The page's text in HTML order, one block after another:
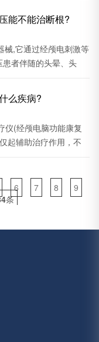
能不能治断根?
械,它通过经颅电刺激等
者伴随的头晕、头
么疾病?
仪(经颅电脑功能康复
起辅助治疗作用，不
6 7 8
9
条